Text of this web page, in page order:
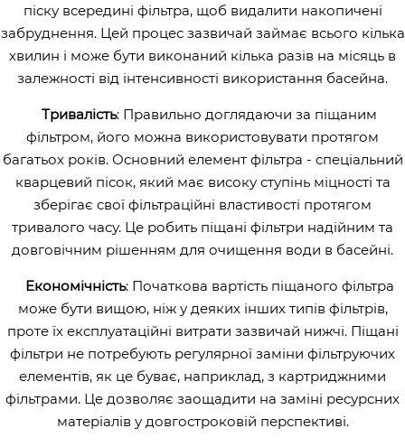
піску всередині фільтра, щоб видалити накопичені
забруднення. Цей процес зазвичай займає всього кілька
хвилин і може бути виконаний кілька разів на місяць в
залежності від інтенсивності використання басейна.
Тривалість: Правильно доглядаючи за піщаним
фільтром, його можна використовувати протягом
багатьох років. Основний елемент фільтра - спеціальний
кварцевий пісок, який має високу ступінь міцності та
зберігає свої фільтраційні властивості протягом
тривалого часу. Це робить піщані фільтри надійним та
довговічним рішенням для очищення води в басейні.
Економічність: Початкова вартість піщаного фільтра
може бути вищою, ніж у деяких інших типів фільтрів,
проте їх експлуатаційні витрати зазвичай нижчі. Піщані
фільтри не потребують регулярної заміни фільтруючих
елементів, як це буває, наприклад, з картриджними
фільтрами. Це дозволяє заощадити на заміні ресурсних
матеріалів у довгостроковій перспективі.